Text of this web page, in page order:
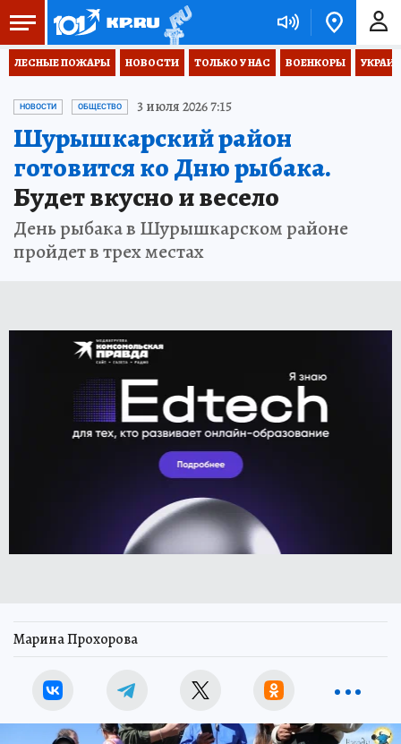
ЛЕСНЫЕ ПОЖАРЫ НОВОСТИ ТОЛЬКО У НАС ВОЕНКОРЫ
НОВОСТИ ОБЩЕСТВО 3 июля 2026 7:15
Шурышкарский район
готовится ко Дню рыбака.
Будет вкусно и весело
День рыбака в Шурышкарском районе
пройдет в трех местах
Марина Прохорова